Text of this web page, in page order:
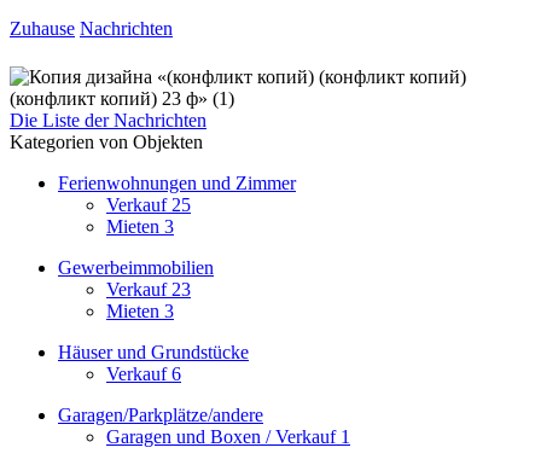
Zuhause Nachrichten
Die Liste der Nachrichten
Kategorien von Objekten
Ferienwohnungen und Zimmer
Verkauf 25
Mieten 3
Gewerbeimmobilien
Verkauf 23
Mieten 3
Häuser und Grundstücke
Verkauf 6
Garagen/Parkplätze/andere
Garagen und Boxen / Verkauf 1